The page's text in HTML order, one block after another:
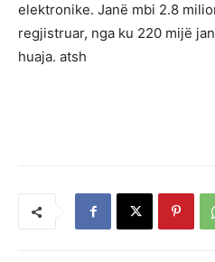
elektronike. Janë mbi 2.8
regjistruar, nga ku 220 mijë
huaja. atsh